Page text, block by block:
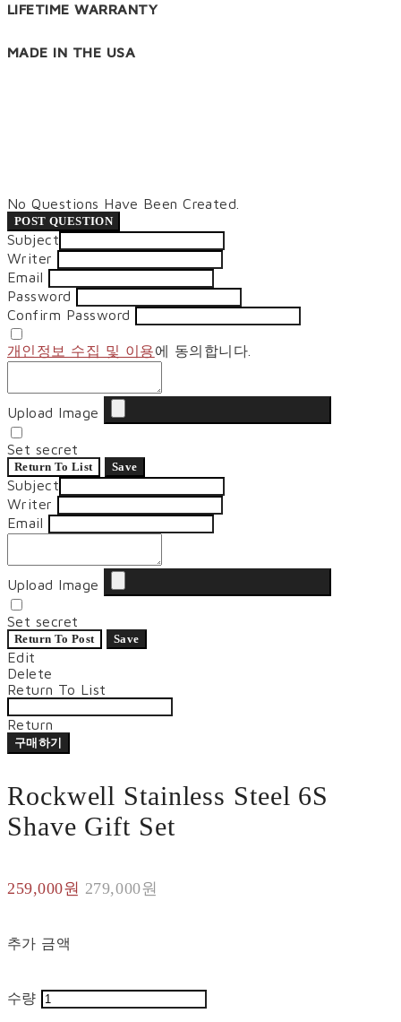
LIFETIME WARRANTY
MADE IN THE USA
No Questions Have Been Created.
POST QUESTION
Subject
Writer
Email
Password
Confirm Password
개인정보 수집 및 이용에 동의합니다.
Upload Image
Set secret
Return To List Save
Subject
Writer
Email
Upload Image
Set secret
Return To Post Save
Edit
Delete
Return To List
Return
구매하기
Rockwell Stainless Steel 6S
Shave Gift Set
259,000원 279,000원
추가 금액
수량